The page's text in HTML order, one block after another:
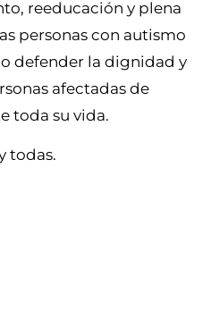
reeducación y plena
personas con autismo
defender la dignidad y
afectadas de
toda su vida.
todas.